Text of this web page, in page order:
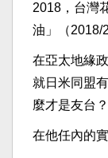
2018，台灣
油」（2018/
在亞太地緣
就日米同盟
麼才是友台？
在他任內的